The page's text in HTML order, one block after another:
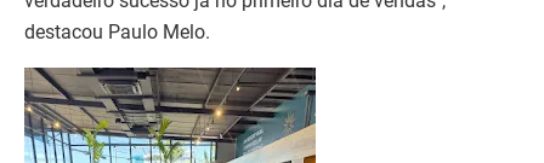
destacou Paulo Melo.